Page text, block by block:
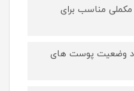
مکملی مناسب برای
وضعیت پوست های